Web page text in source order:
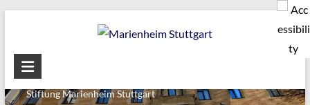
content
Marienheim
Stuttgart
Stiftung Marienheim Stuttgart